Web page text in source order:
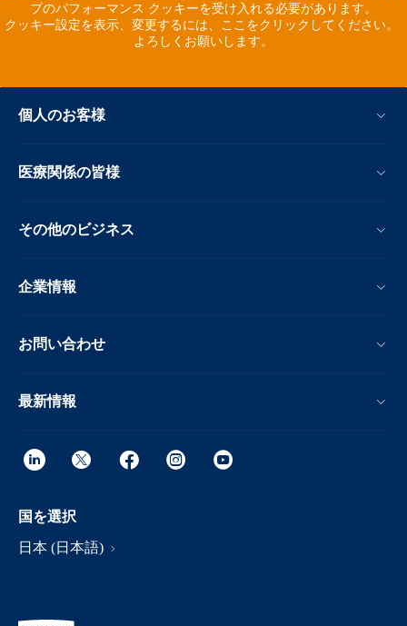
プのパフォーマンス クッキーを受け入れる必要があります。
クッキー設定を表示、変更するには、ここをクリックしてください。
よろしくお願いします。
個人のお客様
医療関係の皆様
その他のビジネス
企業情報
お問い合わせ
最新情報
国を選択
日本 (日本語)